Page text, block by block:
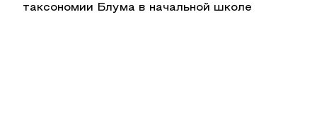
таксономии Блума в начальной школе